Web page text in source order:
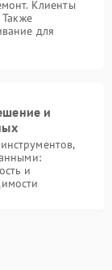
Клиенты
для
и
и